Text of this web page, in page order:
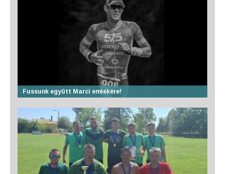
Fussunk együtt Marci emlékére!